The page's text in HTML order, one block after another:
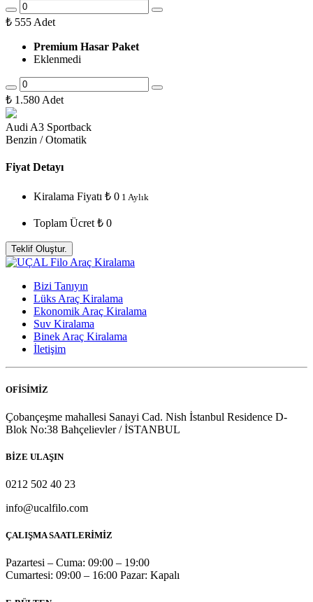
₺ 555 Adet
Premium Hasar Paket
Eklenmedi
₺ 1.580 Adet
Audi A3 Sportback
Benzin / Otomatik
Fiyat Detayı
Kiralama Fiyatı ₺ 0 1 Aylık
Toplam Ücret ₺ 0
Teklif Oluştur.
Bizi Tanıyın
Lüks Araç Kiralama
Ekonomik Araç Kiralama
Suv Kiralama
Binek Araç Kiralama
İletişim
OFİSİMİZ
Çobançeşme mahallesi Sanayi Cad. Nish İstanbul Residence D-
Blok No:38 Bahçelievler / İSTANBUL
BİZE ULAŞIN
0212 502 40 23
info@ucalfilo.com
ÇALIŞMA SAATLERİMİZ
Pazartesi – Cuma: 09:00 – 19:00
Cumartesi: 09:00 – 16:00 Pazar: Kapalı